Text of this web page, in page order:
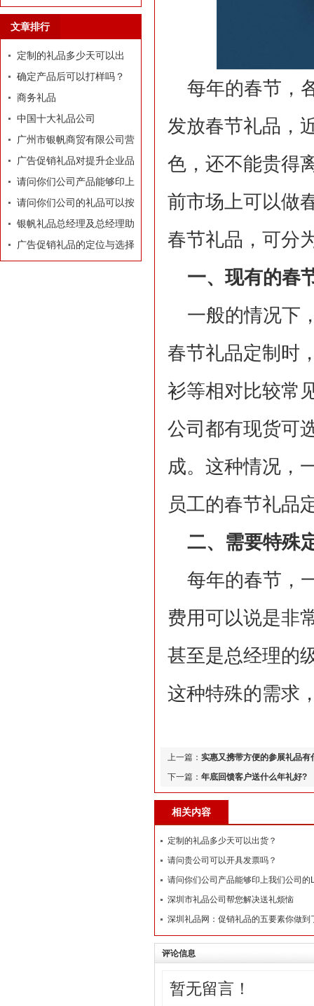
文章排行
定制的礼品多少天可以出
货？
确定产品后可以打样吗？
商务礼品
中国十大礼品公司
广州市银帆商贸有限公司营
业执照
广告促销礼品对提升企业品
牌有着莫大的作用
请问你们公司产品能够印上
我们公司的LOGO和广告
吗？
请问你们公司的礼品可以按
照我们的要求和构思专门设
计订做吗？
银帆礼品总经理及总经理助
理名片
广告促销礼品的定位与选择
每年的春节，
发放春节礼品，
色，还不能贵得
前市场上可以做
春节礼品，可分
一、现有的春
一般的情况下
春节礼品定制时
衫等相对比较常
公司都有现货可
成。这种情况，
员工的春节礼品
二、需要特殊
每年的春节，
费用可以说是非
甚至是总经理的
这种特殊的需求
上一篇： 实惠又携带方便的参展礼品有
下一篇： 年底回馈客户送什么年礼好?
相关内容
定制的礼品多少天可以出货？
请问贵公司可以开具发票吗？
请问你们公司产品能够印上我们公司的
深圳市礼品公司帮您解决送礼烦恼
深圳礼品网：促销礼品的五要素你做到
评论信息
暂无留言！